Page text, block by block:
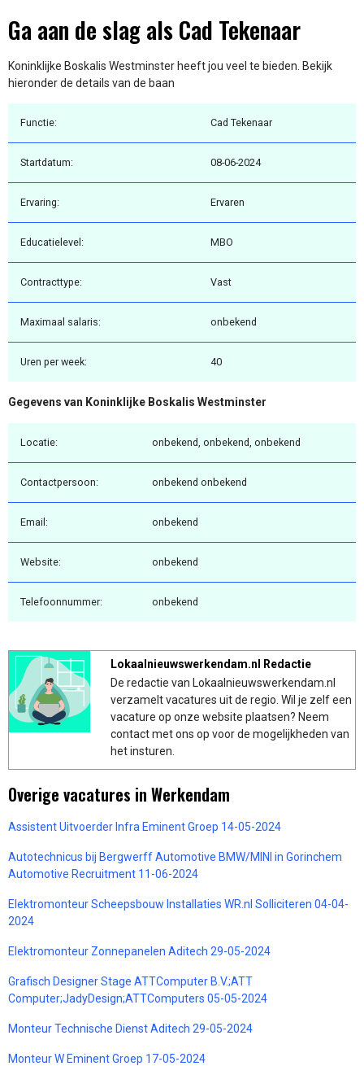
Ga aan de slag als Cad Tekenaar
Koninklijke Boskalis Westminster heeft jou veel te bieden. Bekijk
hieronder de details van de baan
Functie: Cad Tekenaar
Startdatum: 08-06-2024
Ervaring: Ervaren
Educatielevel: MBO
Contracttype: Vast
Maximaal salaris: onbekend
Uren per week: 40
Gegevens van Koninklijke Boskalis Westminster
Locatie: onbekend, onbekend, onbekend
Contactpersoon: onbekend onbekend
Email: onbekend
Website: onbekend
Telefoonnummer: onbekend
Lokaalnieuwswerkendam.nl Redactie
De redactie van Lokaalnieuwswerkendam.nl
verzamelt vacatures uit de regio. Wil je zelf een
vacature op onze website plaatsen? Neem
contact met ons op voor de mogelijkheden van
het insturen.
Overige vacatures in Werkendam
Assistent Uitvoerder Infra Eminent Groep 14-05-2024
Autotechnicus bij Bergwerff Automotive BMW/MINI in Gorinchem
Automotive Recruitment 11-06-2024
Elektromonteur Scheepsbouw Installaties WR.nl Solliciteren 04-04-
2024
Elektromonteur Zonnepanelen Aditech 29-05-2024
Grafisch Designer Stage ATTComputer B.V.;ATT
Computer;JadyDesign;ATTComputers 05-05-2024
Monteur Technische Dienst Aditech 29-05-2024
Monteur W Eminent Groep 17-05-2024